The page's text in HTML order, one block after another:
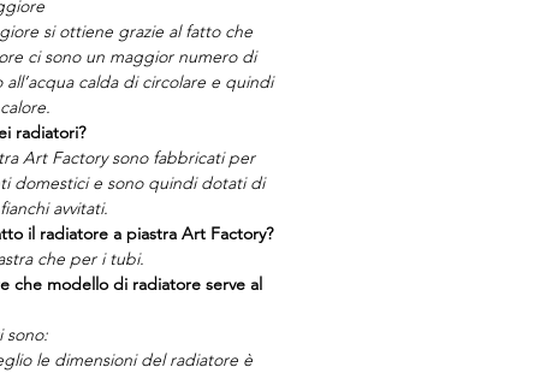
si ottiene grazie al fatto che
ci sono un maggior numero di
calda di circolare e quindi
radiatori?
Art Factory sono fabbricati per
domestici e sono quindi dotati di
avvitati.
il radiatore a piastra Art Factory?
che per i tubi.
che modello di radiatore serve al
sono:
le dimensioni del radiatore è